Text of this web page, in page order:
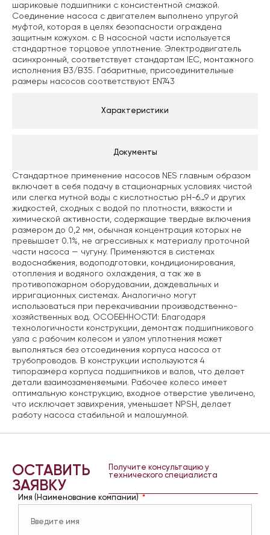
Характеристики
Документы
шариковые подшипники с консистентной смазкой.
Соединение насоса с двигателем выполнено упругой
муфтой, которая в целях безопасности ограждена
защитным кожухом. c В насосной части используется
стандартное торцовое уплотнение. Электродвигатель
асинхронный, соответствует стандартам IEC, монтажного
исполнения B3/В35. Габаритные, присоединительные
размеры насосов соответствуют EN743
Стандартное применение насосов NES главным образом
включает в себя подачу в стационарных условиях чистой
или слегка мутной воды с кислотностью pH-6…9 и других
жидкостей, сходных с водой по плотности, вязкости и
химической активности, содержащие твердые включения
размером до 0,2 мм, обычная концентрация которых не
превышает 0.1%, не агрессивных к материалу проточной
части насоса — чугуну. Применяются в системах
водоснабжения, водоподготовки, кондиционирования,
отопления и водяного охлаждения, а так же в
противопожарном оборудовании, дождевальных и
ирригационных системах. Аналогично могут
использоваться при перекачивании производственно-
хозяйственных вод. ОСОБЕННОСТИ: Благодаря
технологичности конструкции, демонтаж подшипникового
узла с рабочим колесом и узлом уплотнения может
выполняться без отсоединения корпуса насоса от
трубопроводов. В конструкции используются 4
типоразмера корпуса подшипников и валов, что делает
детали взаимозаменяемыми. Рабочее колесо имеет
оптимальную конструкцию, входное отверстие увеличено,
что исключает завихрения, уменьшает NPSH, делает
работу насоса стабильной и малошумной.
ОСТАВИТЬ
ЗАЯВКУ
Получите консультацию у
технического специалиста
Имя (Наименование компании)